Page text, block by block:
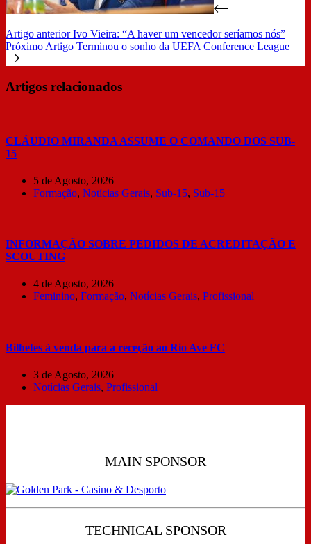
Artigo anteriorIvo Vieira: “A haver um vencedor seríamos nós”
Próximo Artigo Terminou o sonho da UEFA Conference League
Artigos relacionados
CLÁUDIO MIRANDA ASSUME O COMANDO DOS SUB-
15
5 de Agosto, 2026
Formação, Notícias Gerais, Sub-15, Sub-15
INFORMAÇÃO SOBRE PEDIDOS DE ACREDITAÇÃO E
SCOUTING
4 de Agosto, 2026
Feminino, Formação, Notícias Gerais, Profissional
Bilhetes à venda para a receção ao Rio Ave FC
3 de Agosto, 2026
Notícias Gerais, Profissional
MAIN SPONSOR
TECHNICAL SPONSOR